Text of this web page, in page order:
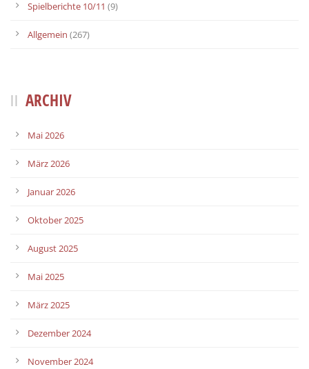
Spielberichte 10/11 (9)
Allgemein (267)
ARCHIV
Mai 2026
März 2026
Januar 2026
Oktober 2025
August 2025
Mai 2025
März 2025
Dezember 2024
November 2024